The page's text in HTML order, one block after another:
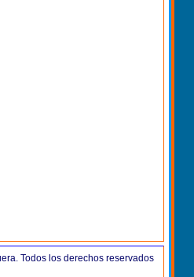
Todos los derechos reservados